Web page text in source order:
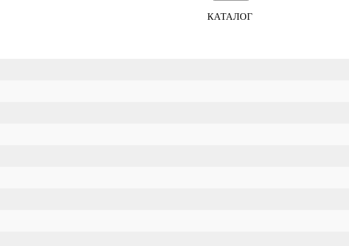
КАТАЛОГ